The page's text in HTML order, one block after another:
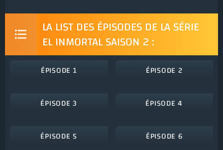
LA LIST DES ÉPISODES DE LA SÉRIE
EL INMORTAL SAISON 2 :
ÉPISODE 1 ÉPISODE 2
ÉPISODE 3 ÉPISODE 4
ÉPISODE 5 ÉPISODE 6